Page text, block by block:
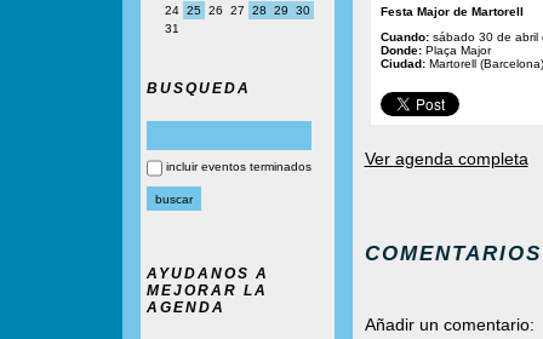
24 25 26 27 28 29
30
31
BUSQUEDA
incluir eventos terminados
AYUDANOS A
MEJORAR LA
AGENDA
Festa Major de Martorell
Cuando:sábado 30 de abril
Donde:Plaça Major
Ciudad:Martorell (Barcelona)
Ver agenda completa
COMENTARIOS
Añadir un comentario: